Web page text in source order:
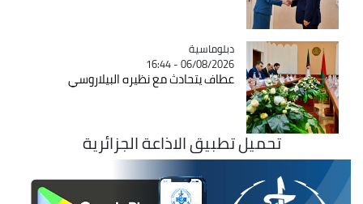
Catégorie
دبلوماسية
06/08/2026 - 16:44
عطاف يتحادث مع نظيره البيلاروسي
تحميل تطبيق الاذاعة الجزائرية